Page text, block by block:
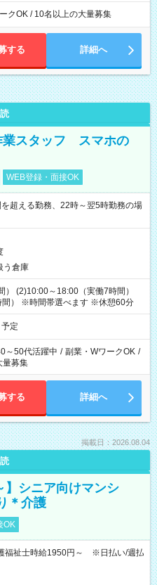
クOK / 10名以上の大量募集
する 詳細へ
業スタッフ スマホの
WEB登録・面接OK
える勤務、22時～翌5時勤務の場
う倉庫
(2)10:00～18:00（実働7時間）
間） ※時間帯選べます ※休憩60分
定
～50代活躍中 / 副業・WワークOK /
量募集
する 詳細へ
掲載日：2026.08.04
】シニア向けマンシ
＊介護
OK
福祉士時給1950円～ ※日払い/週払